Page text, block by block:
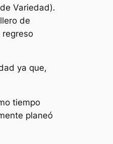
Variedad).
de
ya que,
tiempo
planeó